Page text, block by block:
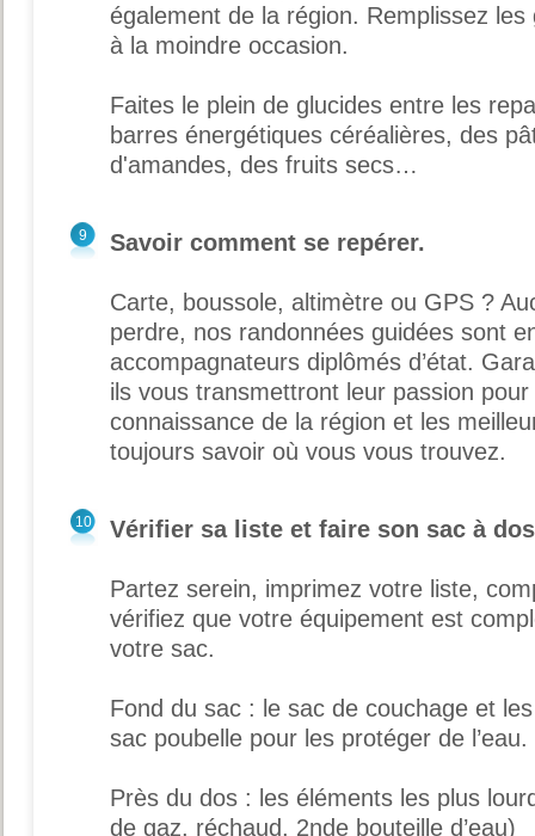
également de la région. Remplissez
à la moindre occasion.
Faites le plein de glucides entre les
barres énergétiques céréalières, des
d'amandes, des fruits secs…
9 Savoir comment se repérer.
Carte, boussole, altimètre ou GPS ?
perdre, nos randonnées guidées sont
accompagnateurs diplômés d’état.
ils vous transmettront leur passion
connaissance de la région et les
toujours savoir où vous vous trouvez.
10 Vérifier sa liste et faire son sac à
Partez serein, imprimez votre liste,
vérifiez que votre équipement est
votre sac.
Fond du sac : le sac de couchage et
sac poubelle pour les protéger de l’eau.
Près du dos : les éléments les plus
de gaz, réchaud, 2nde bouteille d’eau)